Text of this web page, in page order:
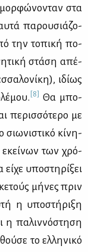
στα
πα­ρου­σιά­ζο­
την το­πι­κή πο­
στά­ση απέ­
ιδί­ως
[8] Θα μπο­
πε­ρισ­σό­τε­ρο με
σιω­νι­στι­κό κί­νη­
εκεί­νων των χρό­
υπο­στη­ρί­ξει
μή­νες πριν
η υπο­στή­ρι­ξη
η πα­λιν­νό­στη­ση
το ελ­λη­νι­κό